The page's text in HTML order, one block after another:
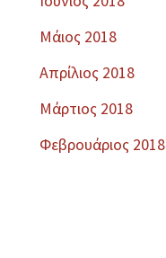
Μάιος 2018
Απρίλιος 2018
Μάρτιος 2018
Φεβρουάριος 2018